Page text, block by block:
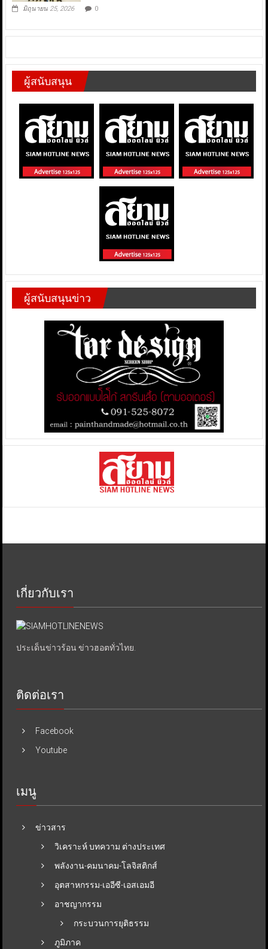
มิถุนายน 25, 2026 0
ผู้สนับสนุน
ผู้สนับสนุนข่าว
เกี่ยวกับเรา
ประเด็นข่าวร้อน ข่าวฮอตทั่วไทย.
ติดต่อเรา
Facebook
Youtube
เมนู
ข่าวสาร
วิเคราะห์ บทความ ต่างประเทศ
พลังงาน-คมนาคม-โลจิสติกส์
อุตสาหกรรม-เออีซี-เอสเอมอี
อาชญากรรม
กระบวนการยุติธรรม
ภูมิภาค